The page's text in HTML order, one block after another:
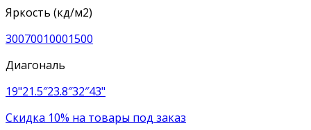
Яркость (кд/м2)
30070010001500
Диагональ
19"21.5″23.8″32″43"
Скидка 10% на товары под заказ